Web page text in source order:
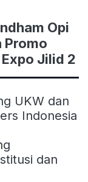
Opi
Promo
Jilid 2
UKW dan
Indonesia
dan